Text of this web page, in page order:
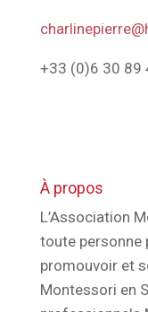
+33 (0)6 30 89
À propos
L’Association
toute personne
promouvoir et
Montessori en